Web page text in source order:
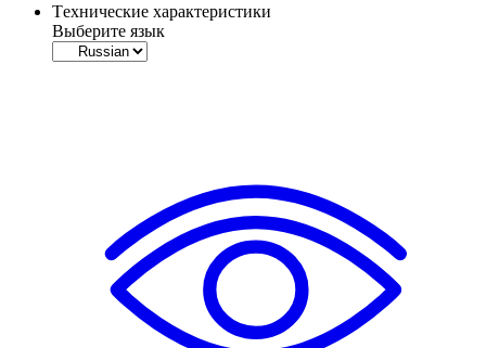
Tехнические характеристики
Выберите язык